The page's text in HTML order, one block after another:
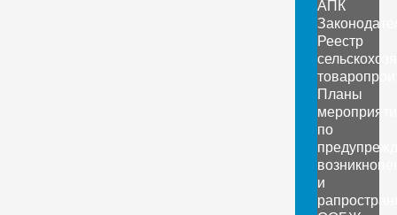
АПК
Реестр
Планы
по
и